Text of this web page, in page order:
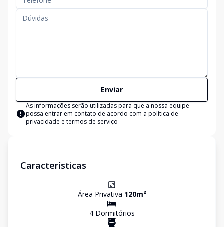
Enviar
As informações serão utilizadas para que a nossa equipe
possa entrar em contato de acordo com a política de
privacidade e termos de serviço
Características
Área Privativa 120m²
4Dormitórios